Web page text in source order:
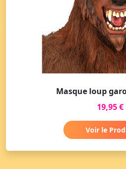
Masque loup
19,95 €
Voir le